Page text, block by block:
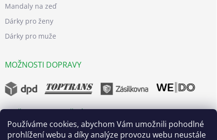
Používáme cookies, abychom Vám umožnili pohodlné
prohlížení webu a díky analýze provozu webu neustále
Mandaly na zeď
Dárky pro ženy
Dárky pro muže
MOŽNOSTI DOPRAVY